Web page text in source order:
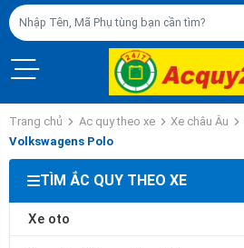
Trang chủ Ac quy theo xe Xe châu Âu
Volkswagens Polo
TÌM ẮC QUY THEO XE
Xe oto